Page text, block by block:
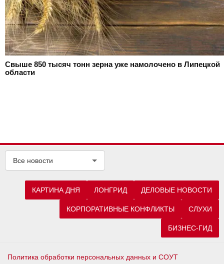
Свыше 850 тысяч тонн зерна уже намолочено в Липецкой
области
Все новости
КАРТИНА ДНЯ ЛОНГРИД ДЕЛОВЫЕ НОВОСТИ
КОРПОРАТИВНЫЕ КОНФЛИКТЫ СЛУХИ
БИЗНЕС-ГИД
Политика обработки персональных данных и СОУТ